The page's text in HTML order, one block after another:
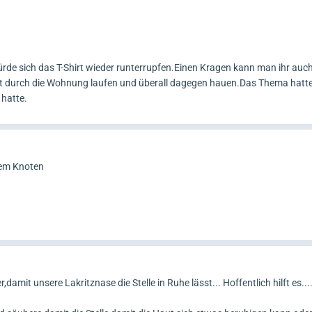
sich das T-Shirt wieder runterrupfen.Einen Kragen kann man ihr
durch die Wohnung laufen und überall dagegen hauen.Das Thema
hatte.
Knoten
unsere Lakritznase die Stelle in Ruhe lässt... Hoffentlich hilft es....